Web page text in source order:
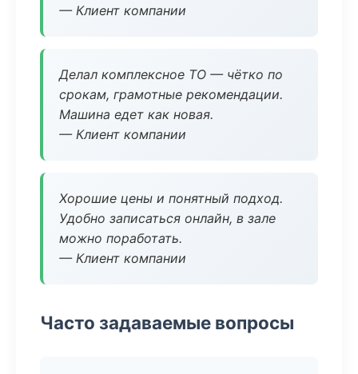
— Клиент компании
Делал комплексное ТО — чётко по
срокам, грамотные рекомендации.
Машина едет как новая.
— Клиент компании
Хорошие цены и понятный подход.
Удобно записаться онлайн, в зале
можно поработать.
— Клиент компании
Часто задаваемые вопросы